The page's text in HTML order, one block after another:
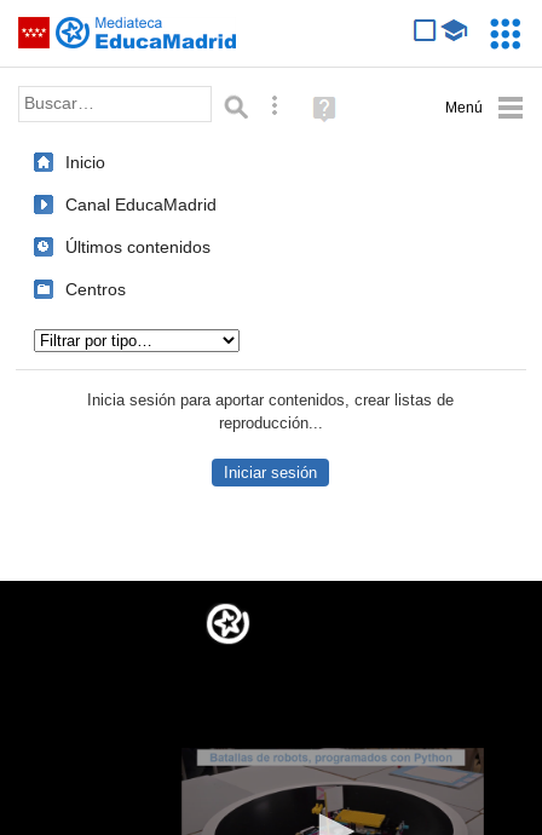
Saltar navegación
Palabra o frase: Búsqueda avanzada
Ayuda
(en
Inicio
Canal EducaMadrid
Últimos contenidos
Centros
Inicia sesión para aportar contenidos, crear listas de
reproducción...
Iniciar sesión